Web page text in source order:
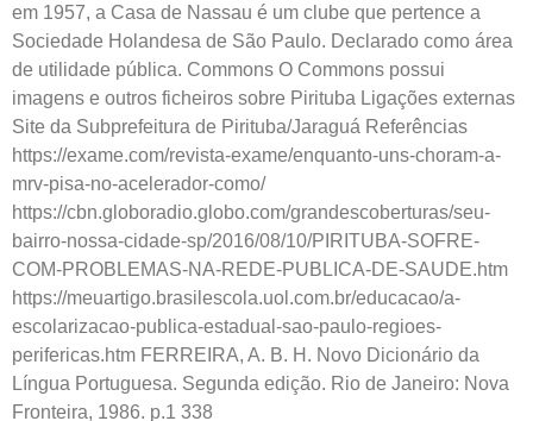
em 1957, a Casa de Nassau é um clube que pertence a
Sociedade Holandesa de São Paulo. Declarado como área
de utilidade pública. Commons O Commons possui
imagens e outros ficheiros sobre Pirituba Ligações externas
Site da Subprefeitura de Pirituba/Jaraguá Referências
https://exame.com/revista-exame/enquanto-uns-choram-a-
mrv-pisa-no-acelerador-como/
https://cbn.globoradio.globo.com/grandescoberturas/seu-
bairro-nossa-cidade-sp/2016/08/10/PIRITUBA-SOFRE-
COM-PROBLEMAS-NA-REDE-PUBLICA-DE-SAUDE.htm
https://meuartigo.brasilescola.uol.com.br/educacao/a-
escolarizacao-publica-estadual-sao-paulo-regioes-
perifericas.htm FERREIRA, A. B. H. Novo Dicionário da
Língua Portuguesa. Segunda edição. Rio de Janeiro: Nova
Fronteira, 1986. p.1 338